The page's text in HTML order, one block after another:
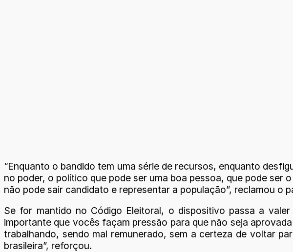
“Enquanto o bandido tem uma série de recursos, enquanto
no poder, o político que pode ser uma boa pessoa, que pode ser
não pode sair candidato e representar a população”, reclamou o
Se for mantido no Código Eleitoral, o dispositivo passa a
importante que vocês façam pressão para que não seja
trabalhando, sendo mal remunerado, sem a certeza de voltar
brasileira”, reforçou.